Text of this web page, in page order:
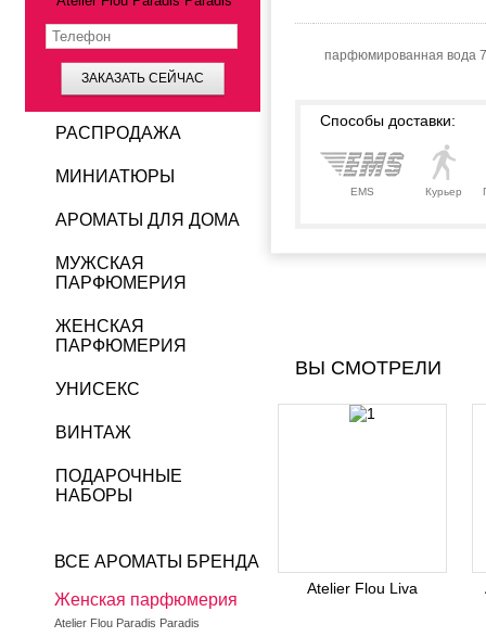
парфюмированная вода
Способы доставки:
EMS Курьер
ВЫ СМОТРЕЛИ
Atelier Flou Liva
ЗАКАЗАТЬ СЕЙЧАС
РАСПРОДАЖА
МИНИАТЮРЫ
АРОМАТЫ ДЛЯ ДОМА
МУЖСКАЯ
ПАРФЮМЕРИЯ
ЖЕНСКАЯ
ПАРФЮМЕРИЯ
УНИСЕКС
ВИНТАЖ
ПОДАРОЧНЫЕ
НАБОРЫ
ВСЕ АРОМАТЫ БРЕНДА
Женская парфюмерия
Atelier Flou Paradis Paradis